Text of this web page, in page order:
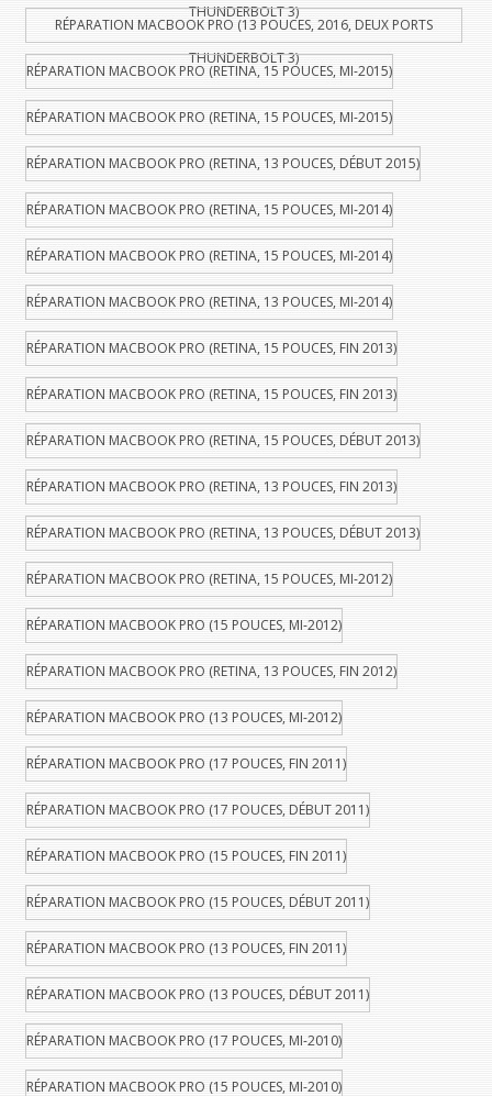
THUNDERBOLT 3)
RÉPARATION MACBOOK PRO (13 POUCES, 2016, DEUX PORTS
THUNDERBOLT 3)
RÉPARATION MACBOOK PRO (RETINA, 15 POUCES, MI-2015)
RÉPARATION MACBOOK PRO (RETINA, 15 POUCES, MI-2015)
RÉPARATION MACBOOK PRO (RETINA, 13 POUCES, DÉBUT 2015)
RÉPARATION MACBOOK PRO (RETINA, 15 POUCES, MI-2014)
RÉPARATION MACBOOK PRO (RETINA, 15 POUCES, MI-2014)
RÉPARATION MACBOOK PRO (RETINA, 13 POUCES, MI-2014)
RÉPARATION MACBOOK PRO (RETINA, 15 POUCES, FIN 2013)
RÉPARATION MACBOOK PRO (RETINA, 15 POUCES, FIN 2013)
RÉPARATION MACBOOK PRO (RETINA, 15 POUCES, DÉBUT 2013)
RÉPARATION MACBOOK PRO (RETINA, 13 POUCES, FIN 2013)
RÉPARATION MACBOOK PRO (RETINA, 13 POUCES, DÉBUT 2013)
RÉPARATION MACBOOK PRO (RETINA, 15 POUCES, MI-2012)
RÉPARATION MACBOOK PRO (15 POUCES, MI-2012)
RÉPARATION MACBOOK PRO (RETINA, 13 POUCES, FIN 2012)
RÉPARATION MACBOOK PRO (13 POUCES, MI-2012)
RÉPARATION MACBOOK PRO (17 POUCES, FIN 2011)
RÉPARATION MACBOOK PRO (17 POUCES, DÉBUT 2011)
RÉPARATION MACBOOK PRO (15 POUCES, FIN 2011)
RÉPARATION MACBOOK PRO (15 POUCES, DÉBUT 2011)
RÉPARATION MACBOOK PRO (13 POUCES, FIN 2011)
RÉPARATION MACBOOK PRO (13 POUCES, DÉBUT 2011)
RÉPARATION MACBOOK PRO (17 POUCES, MI-2010)
RÉPARATION MACBOOK PRO (15 POUCES, MI-2010)